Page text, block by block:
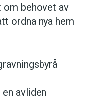
om behovet av
ordna nya hem
avliden